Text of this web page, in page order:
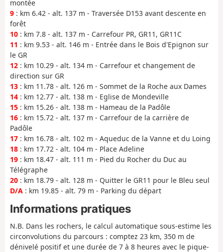
montée
9 : km 6.42 - alt. 137 m - Traversée D153 avant descente en
forêt
10 : km 7.8 - alt. 137 m - Carrefour PR, GR11, GR11C
11 : km 9.53 - alt. 146 m - Entrée dans le Bois d'Epignon sur
le GR
12 : km 10.29 - alt. 134 m - Carrefour et changement de
direction sur GR
13 : km 11.78 - alt. 126 m - Sommet de la Roche aux Dames
14 : km 12.77 - alt. 138 m - Eglise de Mondeville
15 : km 15.26 - alt. 138 m - Hameau de la Padôle
16 : km 15.72 - alt. 137 m - Carrefour de la carrière de
Padôle
17 : km 16.78 - alt. 102 m - Aqueduc de la Vanne et du Loing
18 : km 17.72 - alt. 104 m - Place Adeline
19 : km 18.47 - alt. 111 m - Pied du Rocher du Duc au
Télégraphe
20 : km 18.79 - alt. 128 m - Quitter le GR11 pour le Bleu seul
D/A : km 19.85 - alt. 79 m - Parking du départ
Informations pratiques
N.B. Dans les rochers, le calcul automatique sous-estime les
circonvolutions du parcours : comptez 23 km, 350 m de
dénivelé positif et une durée de 7 à 8 heures avec le pique-